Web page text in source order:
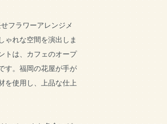
フラワーアレンジメ
ゃれな空間を演出しま
トは、カフェのオープ
す。福岡の花屋が手が
を使用し、上品な仕上